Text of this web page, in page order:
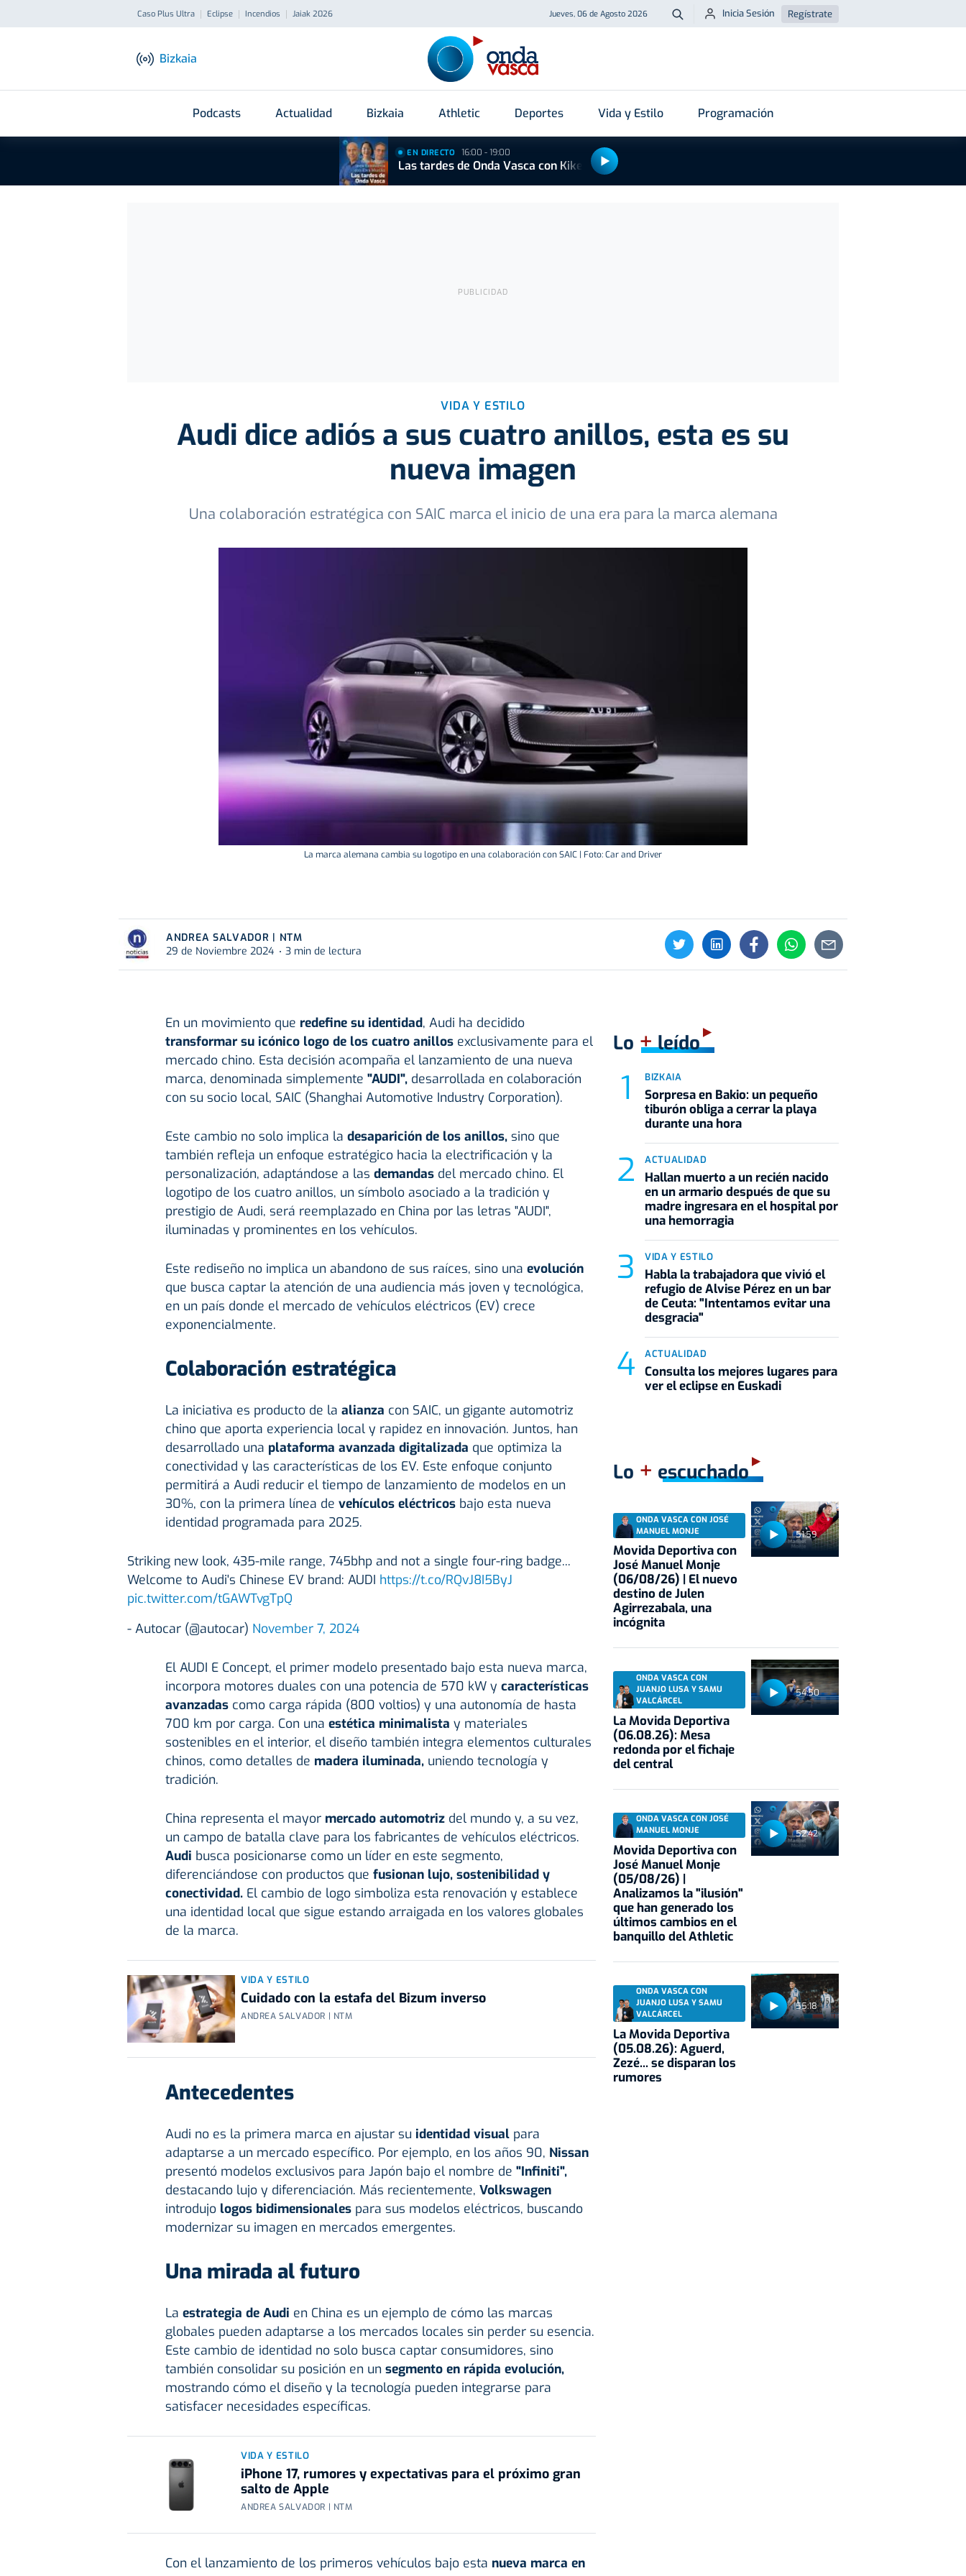
Caso Plus Ultra Eclipse Incendios Jaiak 2026 Jueves, 06 de Agosto 2026 Buscar
Inicia Sesión Regístrate
Bizkaia
Podcasts Actualidad Bizkaia Athletic Deportes Vida y Estilo Programación
EN DIRECTO 16:00 - 19:00
Las tardes de Onda Vasca con Kike Alonso
VIDA Y ESTILO
Audi dice adiós a sus cuatro anillos, esta es su
nueva imagen
Una colaboración estratégica con SAIC marca el inicio de una era para la marca alemana
La marca alemana cambia su logotipo en una colaboración con SAIC | Foto: Car and Driver
ANDREA SALVADOR | NTM
29 de Noviembre 2024
3 min de lectura
En un movimiento que redefine su identidad, Audi ha decidido
transformar su icónico logo de los cuatro anillosexclusivamente para el
mercado chino. Esta decisión acompaña el lanzamiento de una nueva
marca, denominada simplemente "AUDI",desarrollada en colaboración
con su socio local, SAIC (Shanghai Automotive Industry Corporation).
Este cambio no solo implica la desaparición de los anillos,sino que
también refleja un enfoque estratégico hacia la electrificación y la
personalización, adaptándose a las demandasdel mercado chino. El
logotipo de los cuatro anillos, un símbolo asociado a la tradición y
prestigio de Audi, será reemplazado en China por las letras "AUDI",
iluminadas y prominentes en los vehículos.
Este rediseño no implica un abandono de sus raíces, sino una evolución
que busca captar la atención de una audiencia más joven y tecnológica,
en un país donde el mercado de vehículos eléctricos (EV) crece
exponencialmente.
Colaboración estratégica
La iniciativa es producto de la alianza con SAIC, un gigante automotriz
chino que aporta experiencia local y rapidez en innovación. Juntos, han
desarrollado una plataforma avanzada digitalizada que optimiza la
conectividad y las características de los EV. Este enfoque conjunto
permitirá a Audi reducir el tiempo de lanzamiento de modelos en un
30%, con la primera línea de vehículos eléctricos bajo esta nueva
identidad programada para 2025.
Striking new look, 435-mile range, 745bhp and not a single four-ring badge...
Welcome to Audi's Chinese EV brand: AUDI https://t.co/RQvJ8I5ByJ
pic.twitter.com/tGAWTvgTpQ
- Autocar (@autocar) November 7, 2024
El AUDI E Concept, el primer modelo presentado bajo esta nueva marca,
incorpora motores duales con una potencia de 570 kW y características
avanzadascomo carga rápida (800 voltios) y una autonomía de hasta
700 km por carga. Con una estética minimalista y materiales
sostenibles en el interior, el diseño también integra elementos culturales
chinos, como detalles de madera iluminada,uniendo tecnología y
tradición.
China representa el mayor mercado automotrizdel mundo y, a su vez,
un campo de batalla clave para los fabricantes de vehículos eléctricos.
Audi busca posicionarse como un líder en este segmento,
diferenciándose con productos que fusionan lujo, sostenibilidad y
conectividad. El cambio de logo simboliza esta renovación y establece
una identidad local que sigue estando arraigada en los valores globales
de la marca.
VIDA Y ESTILO
Cuidado con la estafa del Bizum inverso
ANDREA SALVADOR | NTM
Antecedentes
Audi no es la primera marca en ajustar su identidad visualpara
adaptarse a un mercado específico. Por ejemplo, en los años 90, Nissan
presentó modelos exclusivos para Japón bajo el nombre de "Infiniti",
destacando lujo y diferenciación. Más recientemente, Volkswagen
introdujo logos bidimensionalespara sus modelos eléctricos, buscando
modernizar su imagen en mercados emergentes.
Una mirada al futuro
La estrategia de Audi en China es un ejemplo de cómo las marcas
globales pueden adaptarse a los mercados locales sin perder su esencia.
Este cambio de identidad no solo busca captar consumidores, sino
también consolidar su posición en un segmento en rápida evolución,
mostrando cómo el diseño y la tecnología pueden integrarse para
satisfacer necesidades específicas.
VIDA Y ESTILO
iPhone 17, rumores y expectativas para el próximo gran
salto de Apple
ANDREA SALVADOR | NTM
Con el lanzamiento de los primeros vehículos bajo esta nueva marca en
Lo +leído
BIZKAIA
Sorpresa en Bakio: un pequeño
tiburón obliga a cerrar la playa
durante una hora
ACTUALIDAD
Hallan muerto a un recién nacido
en un armario después de que su
madre ingresara en el hospital por
una hemorragia
VIDA Y ESTILO
Habla la trabajadora que vivió el
refugio de Alvise Pérez en un bar
de Ceuta: "Intentamos evitar una
desgracia"
ACTUALIDAD
Consulta los mejores lugares para
ver el eclipse en Euskadi
Lo + escuchado
51:59
ONDA VASCA CON JOSÉ
MANUEL MONJE
Movida Deportiva con
José Manuel Monje
(06/08/26) | El nuevo
destino de Julen
Agirrezabala, una
incógnita
54:50
ONDA VASCA CON
JUANJO LUSA Y SAMU
VALCÁRCEL
La Movida Deportiva
(06.08.26): Mesa
redonda por el fichaje
del central
52:42
ONDA VASCA CON JOSÉ
MANUEL MONJE
Movida Deportiva con
José Manuel Monje
(05/08/26) |
Analizamos la "ilusión"
que han generado los
últimos cambios en el
banquillo del Athletic
55:18
ONDA VASCA CON
JUANJO LUSA Y SAMU
VALCÁRCEL
La Movida Deportiva
(05.08.26): Aguerd,
Zezé... se disparan los
rumores